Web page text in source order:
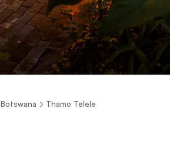
Botswana Thamo Telele